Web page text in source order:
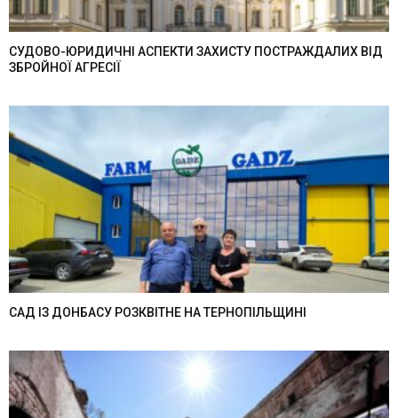
СУДОВО-ЮРИДИЧНІ АСПЕКТИ ЗАХИСТУ ПОСТРАЖДАЛИХ ВІД
ЗБРОЙНОЇ АГРЕСІЇ
САД ІЗ ДОНБАСУ РОЗКВІТНЕ НА ТЕРНОПІЛЬЩИНІ